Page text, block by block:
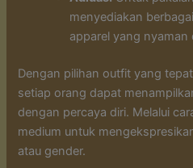
menyediakan
apparel yang nyaman
Dengan pilihan outfit yang
setiap orang dapat
dengan percaya diri. Melalui
medium untuk
atau gender.